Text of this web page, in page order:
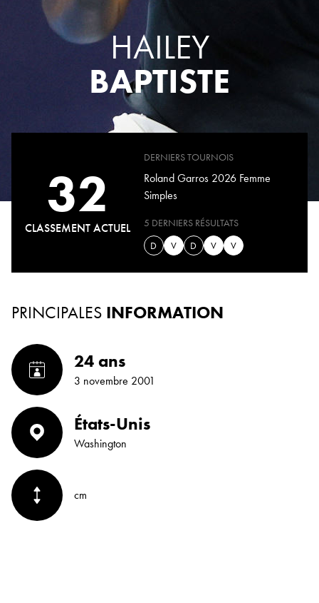
HAILEY
BAPTISTE
32
CLASSEMENT ACTUEL
DERNIERS TOURNOIS
Roland Garros 2026 Femme
Simples
5 DERNIERS RÉSULTATS
D
V D V V
PRINCIPALES INFORMATION
24 ans
3 novembre 2001
États-Unis
Washington
cm